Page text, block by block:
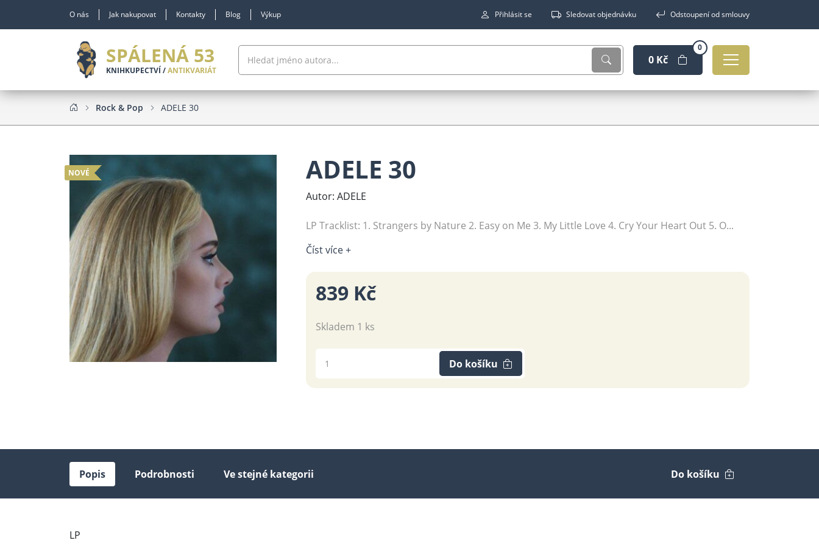
O nás Jak nakupovat Kontakty Blog Výkup Přihlásit se Sledovat objednávku Odstoupení od smlouvy
SPÁLENÁ 53
KNIHKUPECTVÍ /ANTIKVARIÁT
0 Kč
0
Rock & Pop ADELE 30
NOVÉ ADELE 30
Autor: ADELE
LP Tracklist: 1. Strangers by Nature 2. Easy on Me 3. My Little Love 4. Cry Your Heart Out 5. O...
Číst více +
839 Kč
Skladem 1 ks
Do košíku
Popis Podrobnosti Ve stejné kategorii Do košíku
LP